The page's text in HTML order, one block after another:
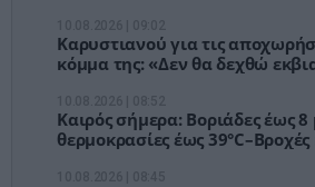
Καρυστιανού για τις
κόμμα της: «Δεν θα δεχθώ
Καιρός σήμερα: Βοριάδες έως
θερμοκρασίες έως 39°C–Βροχές